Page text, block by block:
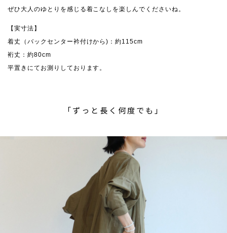
ぜひ大人のゆとりを感じる着こなしを楽しんでくださいね。
【実寸法】
着丈（バックセンター衿付けから)：約115cm
裄丈：約80cm
平置きにてお測りしております。
「ずっと長く何度でも」